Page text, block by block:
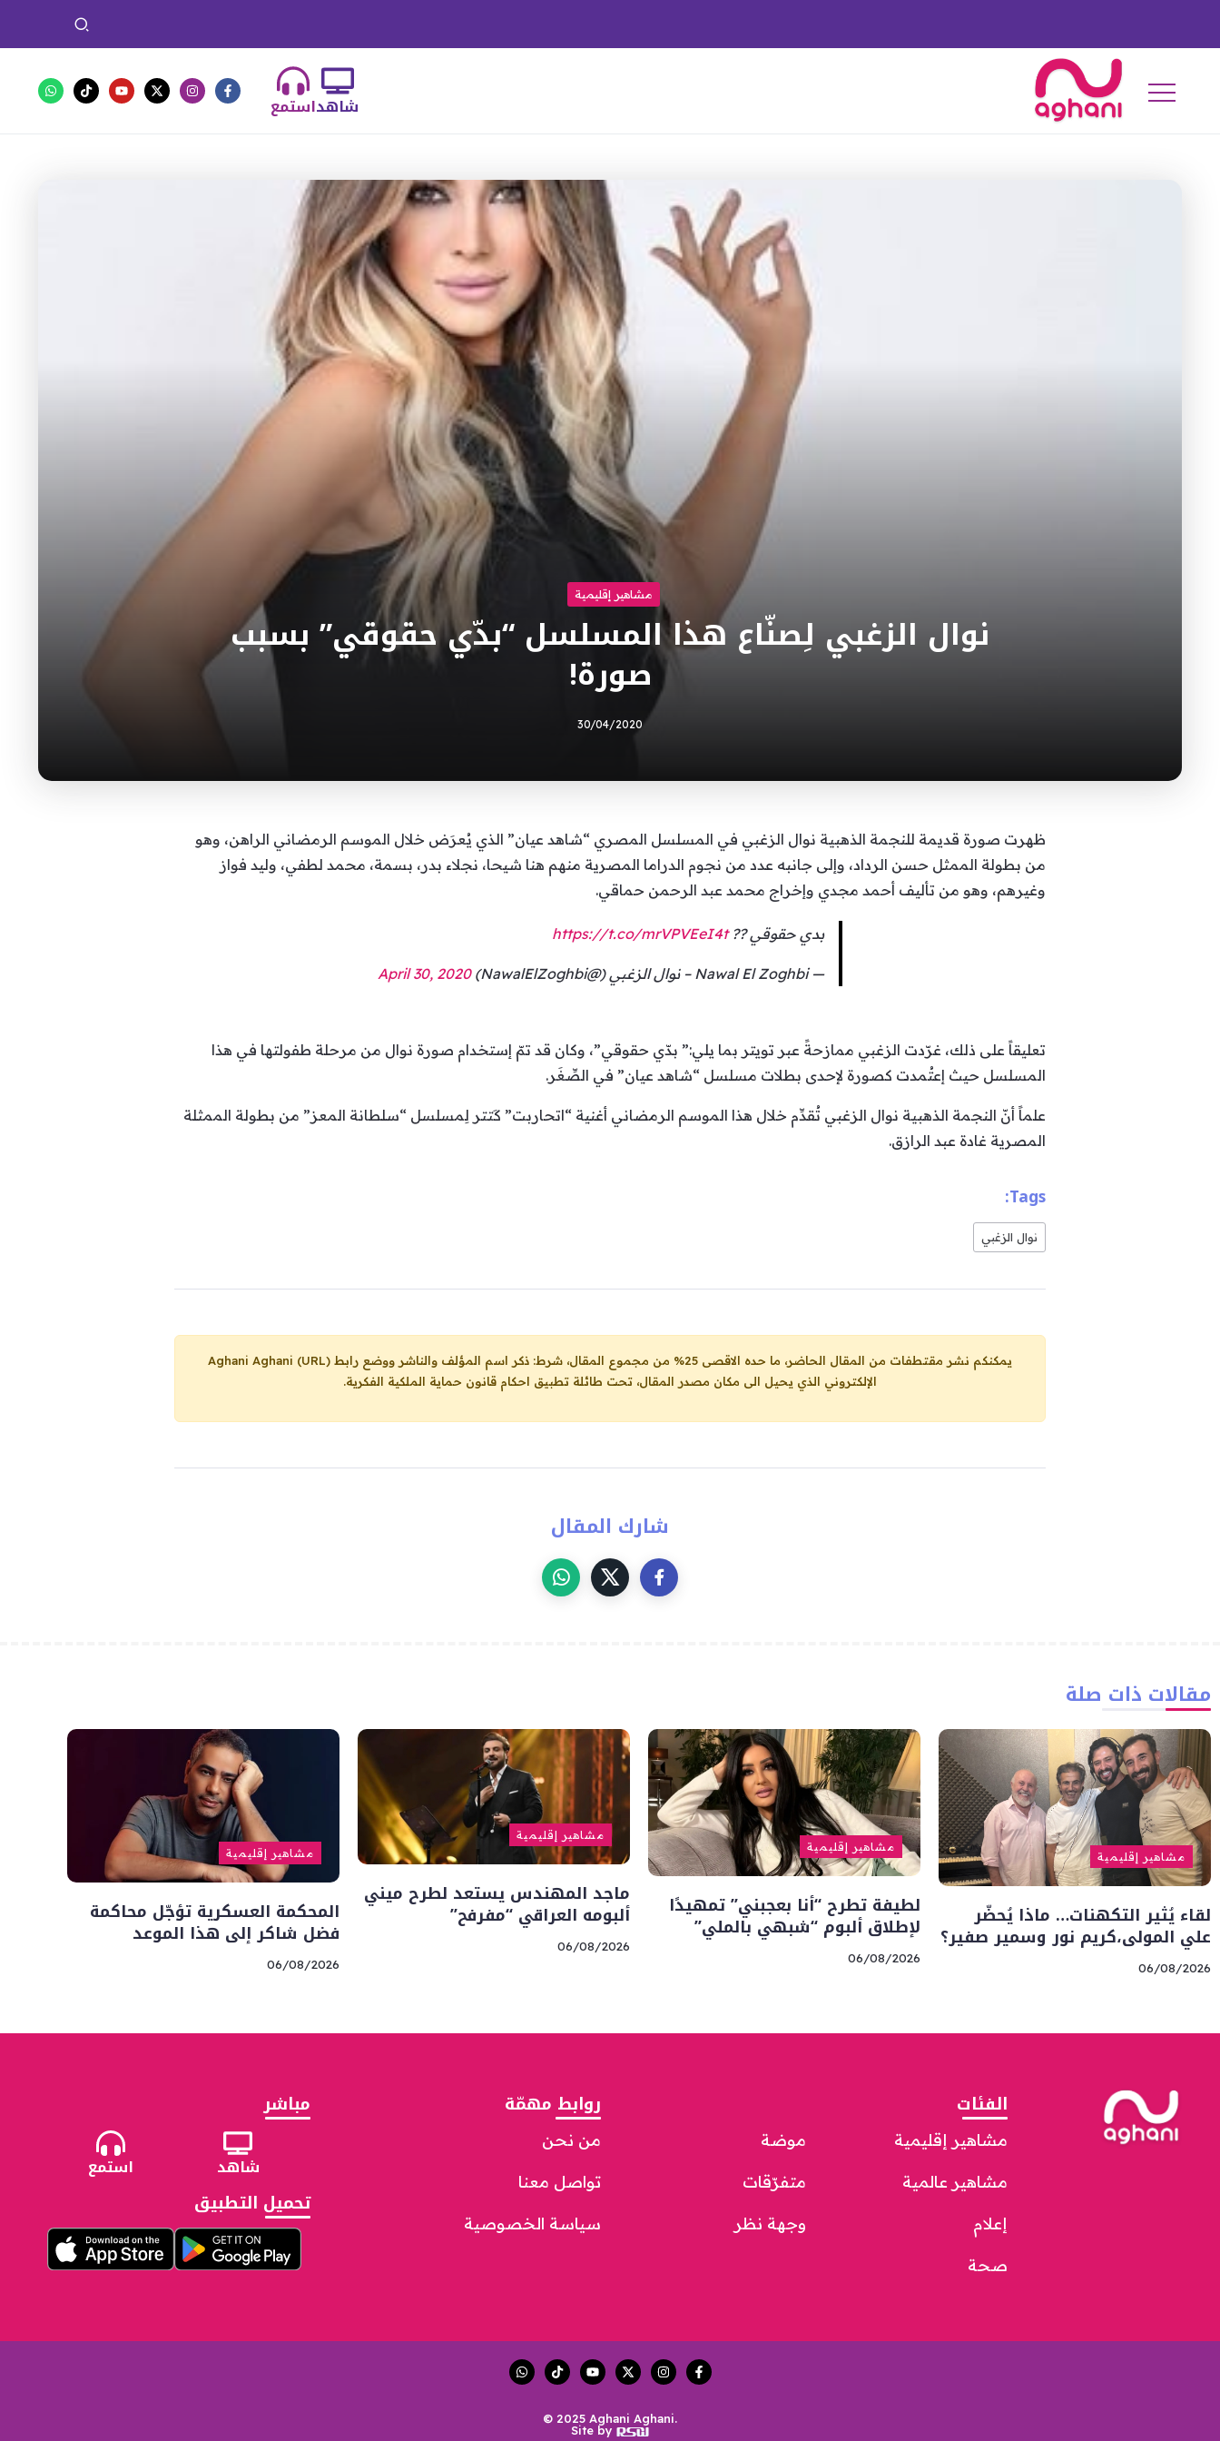
استمعشاهد
مشاهير إقليمية
نوال الزغبي لِصنّاع هذا المسلسل “بدّي حقوقي” بسبب
صورة!
30/04/2020
ظهرت صورة قديمة للنجمة الذهبية نوال الزغبي في المسلسل المصري “شاهد عيان” الذي يُعرَض خلال الموسم الرمضاني الراهن، وهو
من بطولة الممثل حسن الرداد، وإلى جانبه عدد من نجوم الدراما المصرية منهم هنا شيحا، نجلاء بدر، بسمة، محمد لطفي، وليد فواز
وغيرهم، وهو من تأليف أحمد مجدي وإخراج محمد عبد الرحمن حماقي.
بدي حقوقي ??https://t.co/mrVPVEeI4t
— Nawal El Zoghbi – نوال الزغبي (@NawalElZoghbi) April 30, 2020
تعليقاً على ذلك، غرّدت الزغبي ممازحةً عبر تويتر بما يلي:” بدّي حقوقي”، وكان قد تمّ إستخدام صورة نوال من مرحلة طفولتها في هذا
المسلسل حيث إعتُمدت كصورة لإحدى بطلات مسلسل “شاهد عيان” في الصِّغَر.
علماً أنّ النجمة الذهبية نوال الزغبي تُقدِّم خلال هذا الموسم الرمضاني أغنية “اتحاربت” كَتتر لِمسلسل “سلطانة المعز” من بطولة الممثلة
المصرية غادة عبد الرازق.
Tags:
نوال الزغبي
يمكنكم نشر مقتطفات من المقال الحاضر، ما حده الاقصى 25% من مجموع المقال، شرط: ذكر اسم المؤلف والناشر ووضع رابط
Aghani Aghani (URL)
الإلكتروني الذي يحيل الى مكان مصدر المقال، تحت طائلة تطبيق احكام قانون حماية الملكية الفكرية.
شارك المقال
مقالات ذات صلة
مشاهير إقليمية
لقاء يُثير التكهنات… ماذا يُحضّر
علي المولى،كريم نور وسمير صفير؟
06/08/2026
مشاهير إقليمية
لطيفة تطرح “أنا بعجبني” تمهيدًا
لإطلاق ألبوم “شبهي بالملي”
06/08/2026
مشاهير إقليمية
ماجد المهندس يستعد لطرح ميني
ألبومه العراقي “مفرفح”
06/08/2026
مشاهير إقليمية
المحكمة العسكرية تؤجّل محاكمة
فضل شاكر إلى هذا الموعد
06/08/2026
الفئات
مشاهير إقليمية
مشاهير عالمية
إعلام
صحة
موضة
متفرّقات
وجهة نظر
روابط مهمّة
من نحن
تواصل معنا
سياسة الخصوصية
مباشر
شاهد استمع
تحميل التطبيق
© 2025 Aghani Aghani.
Site by